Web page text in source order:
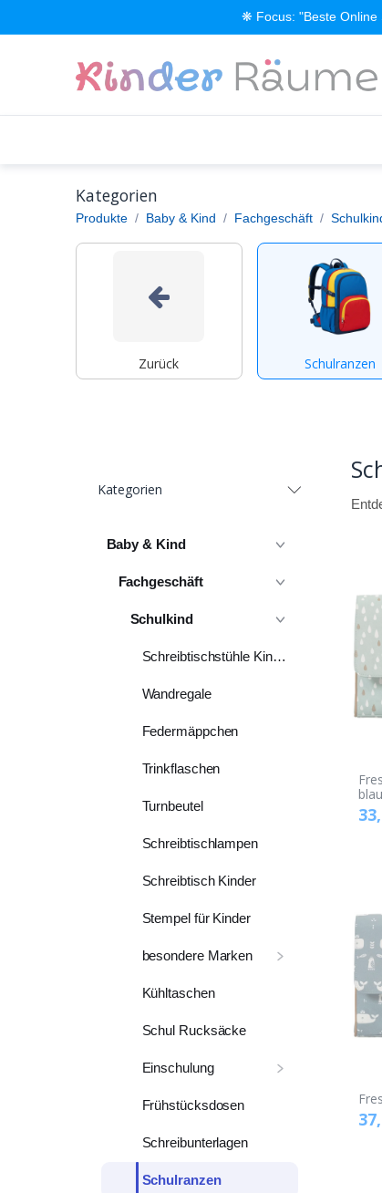
❋ Focus: "Beste
Kategorien
Produkte Baby & Kind Fachgeschäft
Zurück Schulranzen
Kategorien
Baby & Kind
Fachgeschäft
Schulkind
Schreibtischstühle Kinder
Wandregale
Federmäppchen
Trinkflaschen
Turnbeutel
Schreibtischlampen
Schreibtisch Kinder
Stempel für Kinder
besondere Marken
Kühltaschen
Schul Rucksäcke
Einschulung
Frühstücksdosen
Schreibunterlagen
Schulranzen
blau